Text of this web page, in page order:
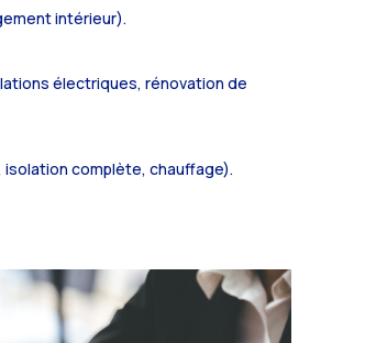
intérieur).
électriques, rénovation de
isolation complète, chauffage).